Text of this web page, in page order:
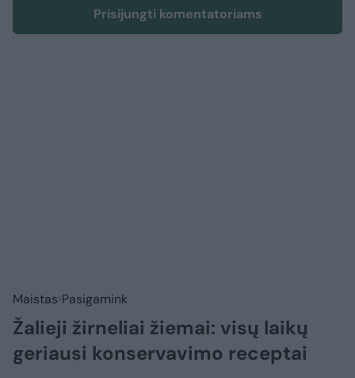
Prisijungti komentatoriams
Maistas Pasigamink
Žalieji žirneliai žiemai: visų laikų
geriausi konservavimo receptai